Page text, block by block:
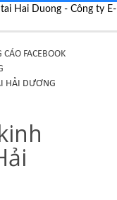
CÁO FACEBOOK
HẢI DƯƠNG